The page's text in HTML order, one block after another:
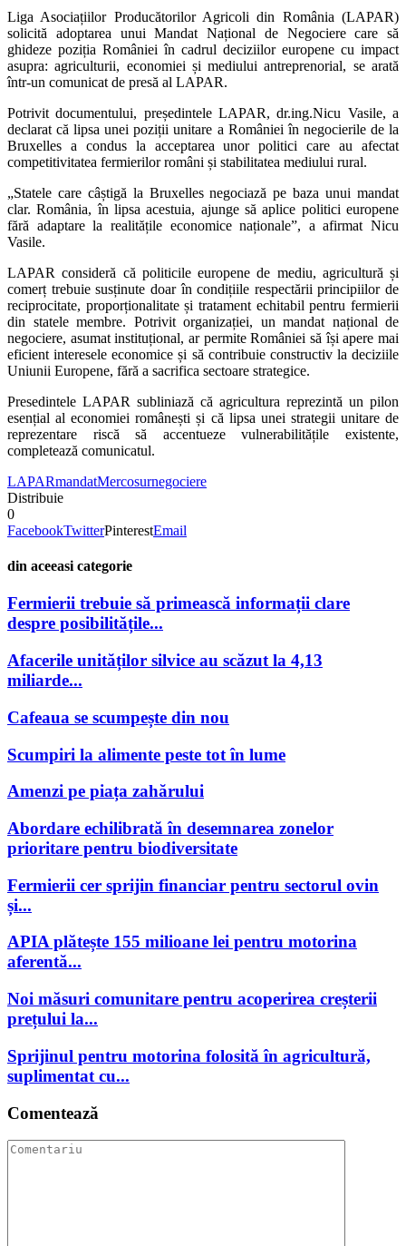
Liga Asociațiilor Producătorilor Agricoli din România (LAPAR)
solicită adoptarea unui Mandat Național de Negociere care să
ghideze poziția României în cadrul deciziilor europene cu impact
asupra: agriculturii, economiei și mediului antreprenorial, se arată
într-un comunicat de presă al LAPAR.
Potrivit documentului, președintele LAPAR, dr.ing.Nicu Vasile, a
declarat că lipsa unei poziții unitare a României în negocierile de la
Bruxelles a condus la acceptarea unor politici care au afectat
competitivitatea fermierilor români și stabilitatea mediului rural.
„Statele care câștigă la Bruxelles negociază pe baza unui mandat
clar. România, în lipsa acestuia, ajunge să aplice politici europene
fără adaptare la realitățile economice naționale”, a afirmat Nicu
Vasile.
LAPAR consideră că politicile europene de mediu, agricultură și
comerț trebuie susținute doar în condițiile respectării principiilor de
reciprocitate, proporționalitate și tratament echitabil pentru fermierii
din statele membre. Potrivit organizației, un mandat național de
negociere, asumat instituțional, ar permite României să își apere mai
eficient interesele economice și să contribuie constructiv la deciziile
Uniunii Europene, fără a sacrifica sectoare strategice.
Presedintele LAPAR subliniază că agricultura reprezintă un pilon
esențial al economiei românești și că lipsa unei strategii unitare de
reprezentare riscă să accentueze vulnerabilitățile existente,
completează comunicatul.
LAPARmandatMercosurnegociere
Distribuie
0
FacebookTwitterPinterestEmail
din aceeasi categorie
Fermierii trebuie să primească informații clare
despre posibilitățile...
Afacerile unităților silvice au scăzut la 4,13
miliarde...
Cafeaua se scumpește din nou
Scumpiri la alimente peste tot în lume
Amenzi pe piața zahărului
Abordare echilibrată în desemnarea zonelor
prioritare pentru biodiversitate
Fermierii cer sprijin financiar pentru sectorul ovin
și...
APIA plătește 155 milioane lei pentru motorina
aferentă...
Noi măsuri comunitare pentru acoperirea creșterii
prețului la...
Sprijinul pentru motorina folosită în agricultură,
suplimentat cu...
Comentează